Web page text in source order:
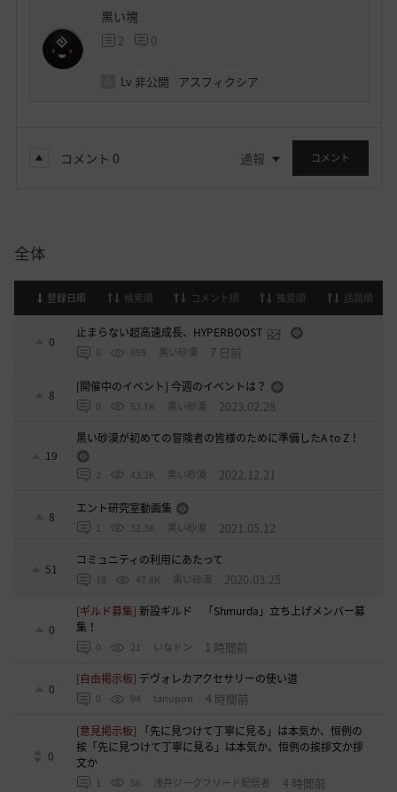
黒い塊
2 0
Lv 非公開 アスフィクシア
コメント 0 通報 コメント
全体
登録日順 検索順 コメント順 推奨順 話題順
0
止まらない超高速成長、HYPERBOOST
0 959 黒い砂漠 7 日前
8
[開催中のイベント] 今週のイベントは？
0 53.1K 黒い砂漠 2023.02.28
19
黒い砂漠が初めての冒険者の皆様のために準備したA to Z！
2 43.2K 黒い砂漠 2022.12.21
8
エント研究室動画集
1 32.3K 黒い砂漠 2021.05.12
51
コミュニティの利用にあたって
18 47.8K 黒い砂漠 2020.03.25
0
[ギルド募集]新設ギルド 「Shmurda」立ち上げメンバー募
集！
0 21 いなドン 1 時間前
0
[自由掲示板] デヴォレカアクセサリーの使い道
0 94 tanupon 4 時間前
0
[意見掲示板]
「先に見つけて丁寧に見る」は本気か、恒例の
挨「先に見つけて丁寧に見る」は本気か、恒例の挨拶文か拶
文か
1 56 浅井ジークフリード配信者 4 時間前